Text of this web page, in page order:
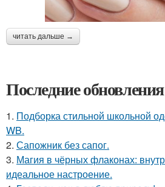
читать дальше →
Последние
1. Подборка стильной школьной
WB.
2. Сапожник без сапог.
3. Магия в чёрных флаконах:
идеальное настроение.